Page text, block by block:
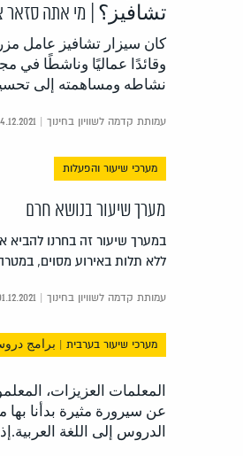
تشافيز؟ | מי אתה סזאר
كان سيزار تشافيز عامل
وقائدًا عماليًا وناشطًا في
نشاطه ومساهمته إلى
עמותת קדמה לשוויון בחינוך | 14.12.2021
מערכי שיעור והפעלות
מערך שיעור בנושא חרם
במערך שיעור זה בחרנו להביא
ללא תלות באירוע מסוים,
עמותת קדמה לשוויון בחינוך | 01.12.2021
מערכי שיעור בערבית | برامج
المعلمات العزيزات،
عن سيرورة مثيرة بدأنا
الدروس إلى اللغة